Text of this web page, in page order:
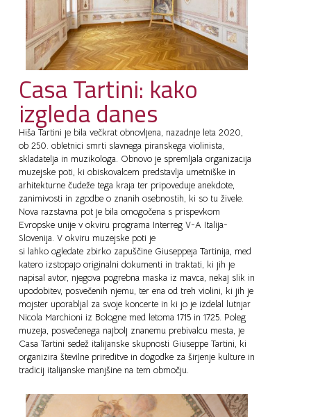
Casa Tartini: kako
izgleda danes
Hiša Tartini je bila večkrat obnovljena, nazadnje leta 2020,
ob 250. obletnici smrti slavnega piranskega violinista,
skladatelja in muzikologa. Obnovo je spremljala organizacija
muzejske poti, ki obiskovalcem predstavlja umetniške in
arhitekturne čudeže tega kraja ter pripoveduje anekdote,
zanimivosti in zgodbe o znanih osebnostih, ki so tu živele.
Nova razstavna pot je bila omogočena s prispevkom
Evropske unije v okviru programa Interreg V-A Italija-
Slovenija. V okviru muzejske poti je
si lahko ogledate zbirko zapuščine Giuseppeja Tartinija, med
katero izstopajo originalni dokumenti in traktati, ki jih je
napisal avtor, njegova pogrebna maska iz mavca, nekaj slik in
upodobitev, posvečenih njemu, ter ena od treh violini, ki jih je
mojster uporabljal za svoje koncerte in ki jo je izdelal lutnjar
Nicola Marchioni iz Bologne med letoma 1715 in 1725. Poleg
muzeja, posvečenega najbolj znanemu prebivalcu mesta, je
Casa Tartini sedež italijanske skupnosti Giuseppe Tartini, ki
organizira številne prireditve in dogodke za širjenje kulture in
tradicij italijanske manjšine na tem območju.